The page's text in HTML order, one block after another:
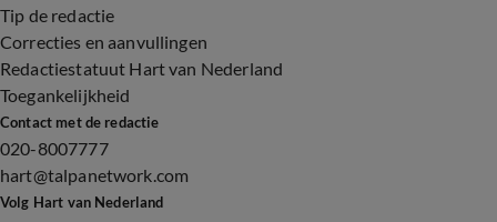
Tip de redactie
Correcties en aanvullingen
Redactiestatuut Hart van Nederland
Toegankelijkheid
Contact met de redactie
020-8007777
hart@talpanetwork.com
Volg Hart van Nederland